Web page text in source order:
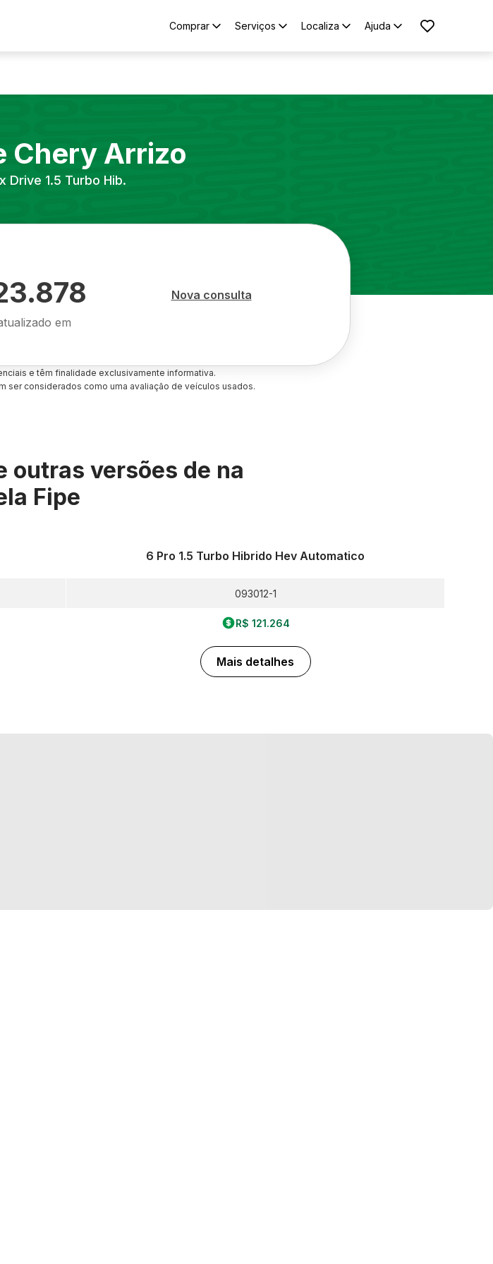
Comprar Serviços Localiza Ajuda
Chery Arrizo
Drive 1.5 Turbo Hib.
em
Nova consulta
e têm finalidade exclusivamente informativa.
ser considerados como uma avaliação de veículos usados.
outras versões de na
Fipe
6 Pro 1.5 Turbo Hibrido Hev Automatico
093012-1
R$ 121.264
Mais detalhes